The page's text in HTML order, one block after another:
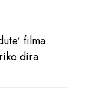
filma
dira